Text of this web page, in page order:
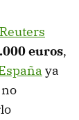
Reuters
euros,
ya